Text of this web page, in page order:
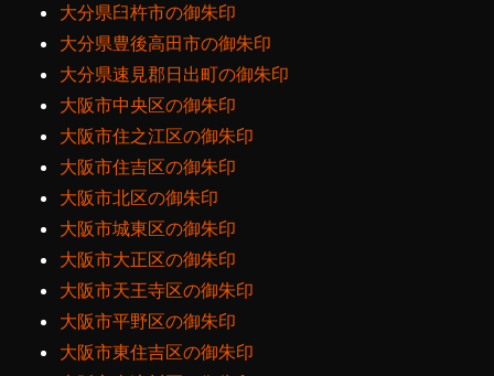
大分県臼杵市の御朱印
大分県豊後高田市の御朱印
大分県速見郡日出町の御朱印
大阪市中央区の御朱印
大阪市住之江区の御朱印
大阪市住吉区の御朱印
大阪市北区の御朱印
大阪市城東区の御朱印
大阪市大正区の御朱印
大阪市天王寺区の御朱印
大阪市平野区の御朱印
大阪市東住吉区の御朱印